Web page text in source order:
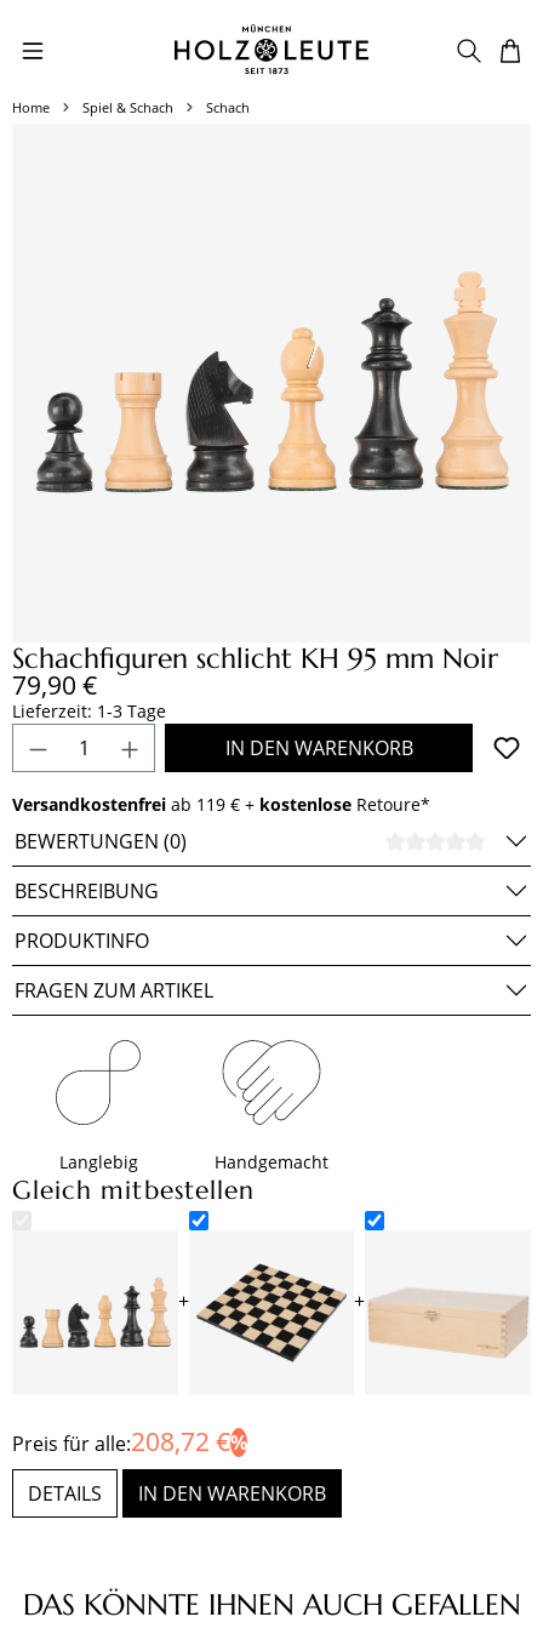
Zum Hauptinhalt springen
Home Spiel & Schach Schach
Schachfiguren schlicht KH 95 mm Noir
Regulärer Preis:
79,90 €
Lieferzeit: 1-3 Tage
Produkt Anzahl: Gib den gewünschten
IN DEN WARENKORB
Versandkostenfrei ab 119 € + kostenlose Retoure*
BEWERTUNGEN (0)
BESCHREIBUNG
PRODUKTINFO
FRAGEN ZUM ARTIKEL
Langlebig Handgemacht
Gleich mitbestellen
+ +
Preis für alle:208,72 €
DETAILS IN DEN WARENKORB
Produktgalerie überspringen
DAS KÖNNTE IHNEN AUCH GEFALLEN